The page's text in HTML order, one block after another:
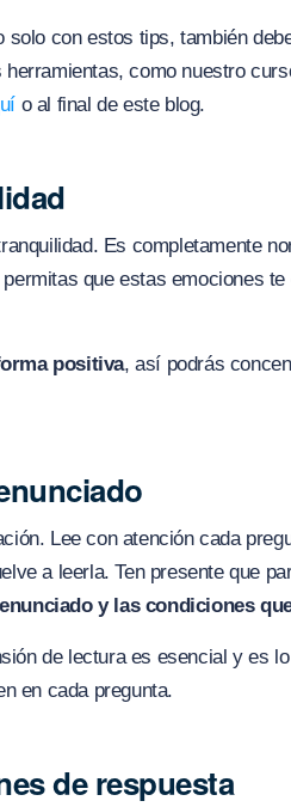
solo con estos tips, también
como nuestro
o al final de este blog.
Es completamente
que estas emociones te
positiva, así podrás
Lee con atención cada
a leerla. Ten presente que
y las condiciones
de lectura es esencial y es
en cada pregunta.
de respuesta